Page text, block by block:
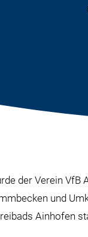
der Verein VfB
und
Ainhofen